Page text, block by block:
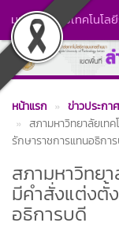
มหาวิทยาลัยเทคโนโ
หน้าแรก
ข่าวประกา
สภามหาวิทยาลัยเท
รักษาราชการแทนอธิกา
สภามหาวิทย
มีคำสั่งแต่งตั้
อธิการบดี